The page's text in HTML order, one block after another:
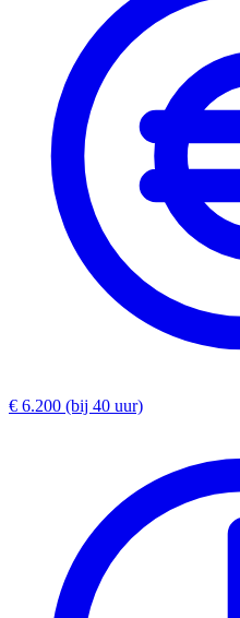
€ 6.200 (bij 40 uur)